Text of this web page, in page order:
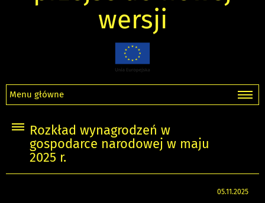
wersji
Menu główne
Rozkład wynagrodzeń w
gospodarce narodowej w maju
2025 r.
05.11.2025